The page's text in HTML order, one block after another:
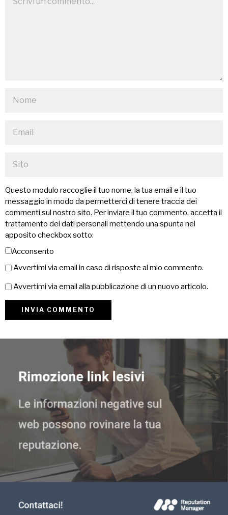
Questo modulo raccoglie il tuo nome, la tua email e il tuo
messaggio in modo da permetterci di tenere traccia dei
commenti sul nostro sito. Per inviare il tuo commento, accetta il
trattamento dei dati personali mettendo una spunta nel
apposito checkbox sotto:
Acconsento
Avvertimi via email in caso di risposte al mio commento.
Avvertimi via email alla pubblicazione di un nuovo articolo.